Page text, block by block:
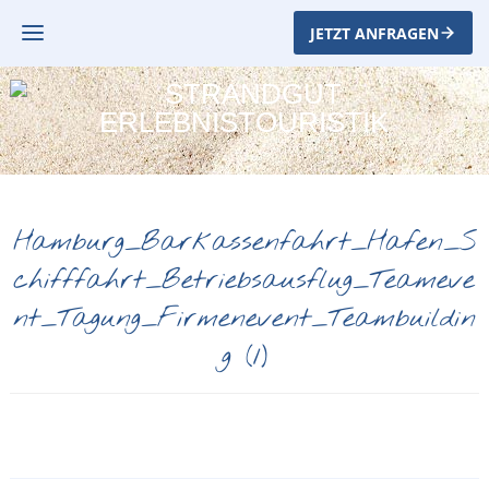
JETZT ANFRAGEN
Hamburg_Barkassenfahrt_Hafen_S
chifffahrt_Betriebsausflug_Teameve
nt_Tagung_Firmenevent_Teambuildin
g (1)